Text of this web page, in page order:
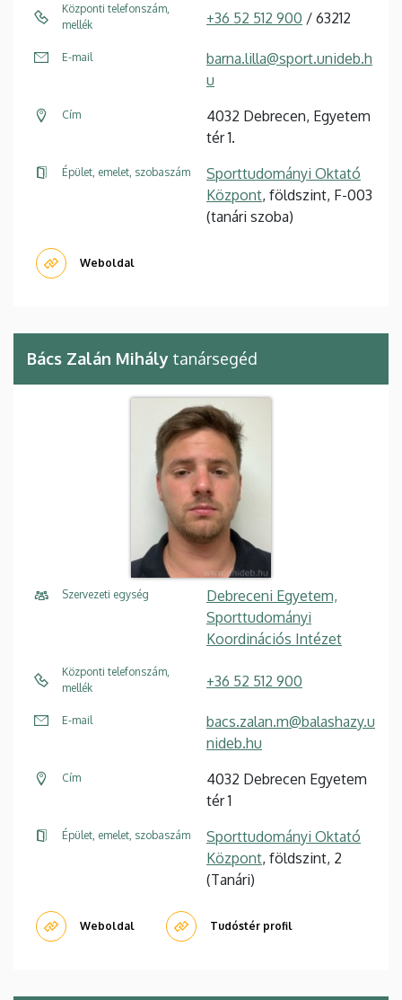
Központi telefonszám,
mellék
+36 52 512 900 / 63212
E-mail
barna.lilla@sport.unideb.h
u
Cím
4032 Debrecen, Egyetem
tér 1.
Épület, emelet, szobaszám
Sporttudományi Oktató
Központ, földszint, F-003
(tanári szoba)
Weboldal
Bács Zalán Mihály tanársegéd
Szervezeti egység
Debreceni Egyetem,
Sporttudományi
Koordinációs Intézet
Központi telefonszám,
mellék
+36 52 512 900
E-mail
bacs.zalan.m@balashazy.u
nideb.hu
Cím
4032 Debrecen Egyetem
tér 1
Épület, emelet, szobaszám
Sporttudományi Oktató
Központ, földszint, 2
(Tanári)
Weboldal Tudóstér profil